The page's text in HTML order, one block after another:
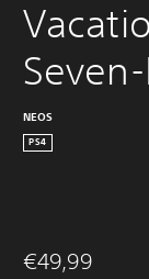
NEOS
PS4
€49,99